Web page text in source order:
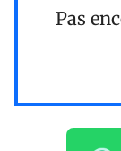
Pas